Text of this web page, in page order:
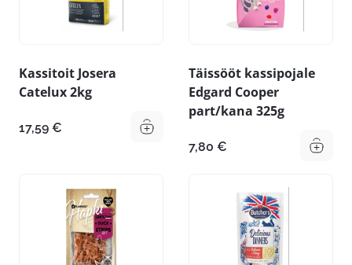
Kassitoit Josera
Catelux 2kg
17,59 €
Täissööt kassipojale
Edgard Cooper
part/kana 325g
7,80 €